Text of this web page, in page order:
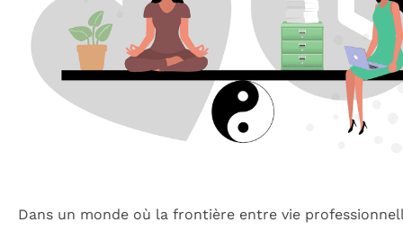
Dans un monde où la frontière entre vie